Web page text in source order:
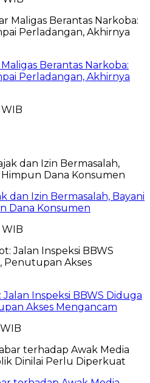
Berantas Narkoba:
Perladangan, Akhirnya
WIB
dan Izin Bermasalah, Bayani
Dana Konsumen
WIB
Jalan Inspeksi BBWS Diduga
Akses Mengancam